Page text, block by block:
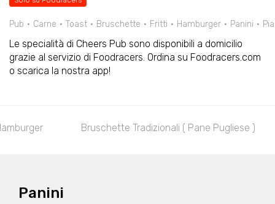
Pub Carne Toast Bruschette Fritti Hamburger Panini
Le specialità di Cheers Pub sono disponibili a domicilio
grazie al servizio di Foodracers. Ordina su Foodracers.com
o scarica la nostra app!
Bruschette Tradizionali ( Pane Pugliese )
Panini